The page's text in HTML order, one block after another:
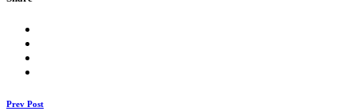
Prev Post